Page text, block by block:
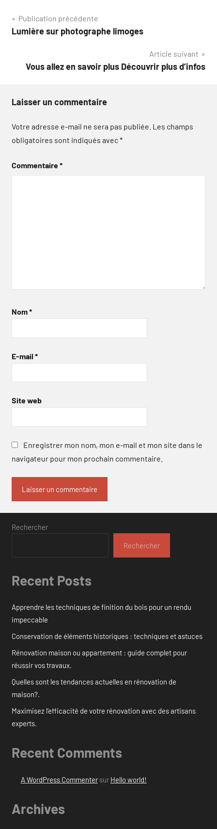
Navigation
de
Publication précédente
Lumière sur photographe limoges
Article suivant
Vous allez en savoir plus Découvrir plus d’infos
Laisser un commentaire
Votre adresse e-mail ne sera pas publiée. Les champs
obligatoires sont indiqués avec*
Commentaire*
Nom*
E-mail *
Site web
Enregistrer mon nom, mon e-mail et mon site dans le
navigateur pour mon prochain commentaire.
Rechercher
Rechercher
Recent Posts
Apprendre les techniques de finition du bois pour un rendu
impeccable
Conservation de éléments historiques : techniques et astuces
Rénovation maison ou appartement : guide complet pour
réussir vos travaux.
Quelles sont les tendances actuelles en rénovation de
maison?.
Maximisez l’efficacité de votre rénovation avec des artisans
experts.
Recent Comments
A WordPress Commentersur Hello world!
Archives